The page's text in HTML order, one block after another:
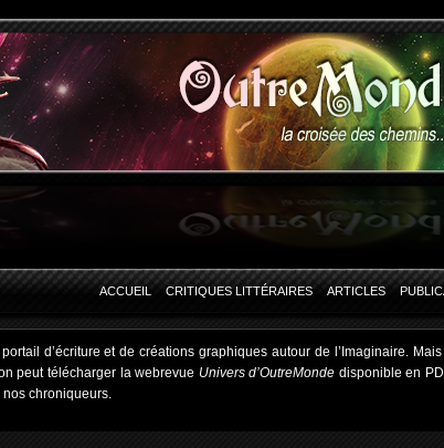
ACCUEIL CRITIQUES LITTÉRAIRES ARTICLES
d’écriture et de créations graphiques autour de l’Imaginaire.
peut télécharger la webrevue Univers d’OutreMonde disponible en
chroniqueurs.